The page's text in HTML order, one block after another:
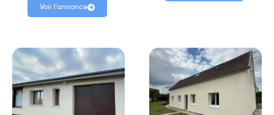
Voir l'annonce